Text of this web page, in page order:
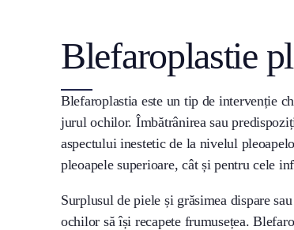
Blefaroplastie
Blefaroplastia este un tip de intervenție
jurul ochilor. Îmbătrânirea sau
aspectului inestetic de la nivelul
pleoapele superioare, cât și pentru cele
Surplusul de piele și grăsimea dispare
ochilor să își recapete frumusețea.